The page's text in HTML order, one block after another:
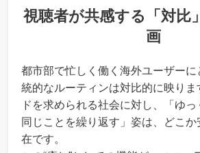
視聴者が共感する「対比
画
都市部で忙しく働く海外ユーザー
統的なルーティンは対比的に映りま
ドを求められる社会に対し、「ゆっ
同じことを繰り返す」姿は、どこ
在です。